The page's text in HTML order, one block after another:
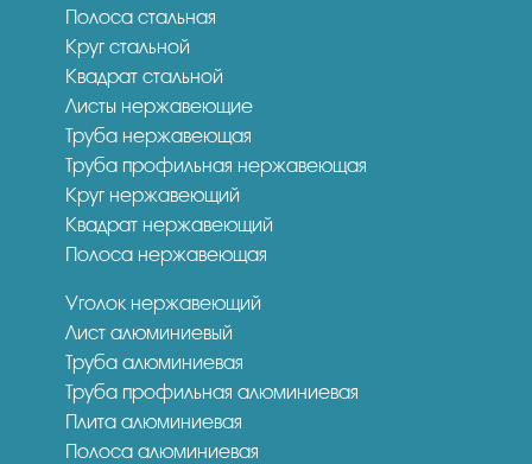
Полоса стальная
Круг стальной
Квадрат стальной
Листы нержавеющие
Труба нержавеющая
Труба профильная нержавеющая
Круг нержавеющий
Квадрат нержавеющий
Полоса нержавеющая
Уголок нержавеющий
Лист алюминиевый
Труба алюминиевая
Труба профильная алюминиевая
Плита алюминиевая
Полоса алюминиевая